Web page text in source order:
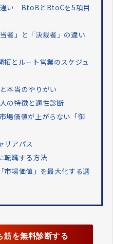
違い BtoBとBtoCを5項目
者」と「決裁者」の違い
とルート営業のスケジュ
本当のやりがい
の特徴と適性診断
場価値が上がらない「御
リアパス
転職する方法
市場価値」を最大化する選
筋を無料診断する